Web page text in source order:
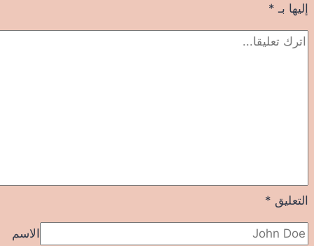
إليها بـ *
التعليق *
الاسم